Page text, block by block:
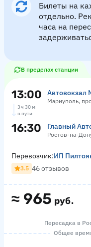
Билеты на
отдельно.
часа на
В пределах станции
13:00 Мариуполь,
3 ч 30 м
в пути
16:30 Главный
Ростов-на-
≈ 965 руб.
Перевозчик:ИП
3.5 46 отзывов
Пересадка в
Общее